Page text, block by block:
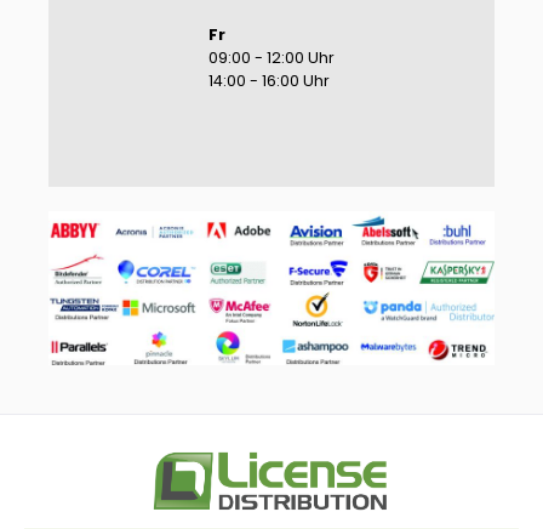
Fr
09:00 - 12:00 Uhr
14:00 - 16:00 Uhr